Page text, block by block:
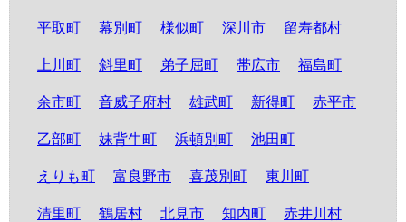
平取町 幕別町 様似町 深川市 留寿都村
上川町 斜里町 弟子屈町 帯広市 福島町
余市町 音威子府村 雄武町 新得町 赤平市
乙部町 妹背牛町 浜頓別町 池田町
えりも町 富良野市 喜茂別町 東川町
清里町 鶴居村 北見市 知内町 赤井川村